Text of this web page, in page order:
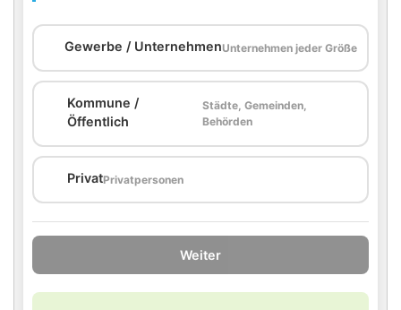
Gewerbe / UnternehmenUnternehmen jeder Größe
Kommune /
Öffentlich
Städte, Gemeinden,
Behörden
PrivatPrivatpersonen
Weiter